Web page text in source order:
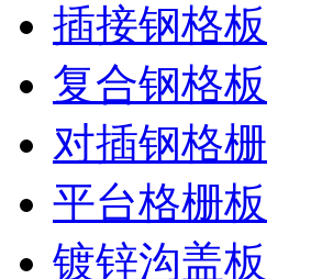
插接钢格板
复合钢格板
对插钢格栅
平台格栅板
镀锌沟盖板